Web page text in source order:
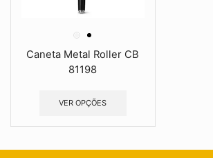
Caneta Metal Roller CB
81198
VER OPÇÕES